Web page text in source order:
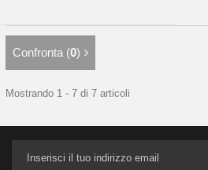
Confronta (0)
Mostrando 1 - 7 di 7 articoli